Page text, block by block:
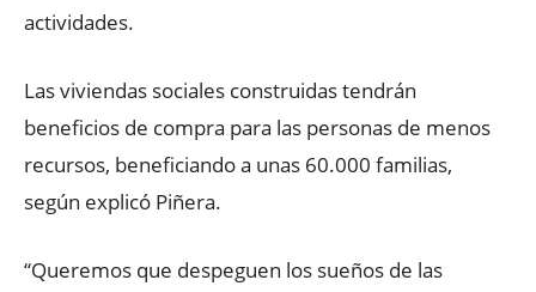
actividades.
Las viviendas sociales construidas tendrán
beneficios de compra para las personas de menos
recursos, beneficiando a unas 60.000 familias,
según explicó Piñera.
“Queremos que despeguen los sueños de las